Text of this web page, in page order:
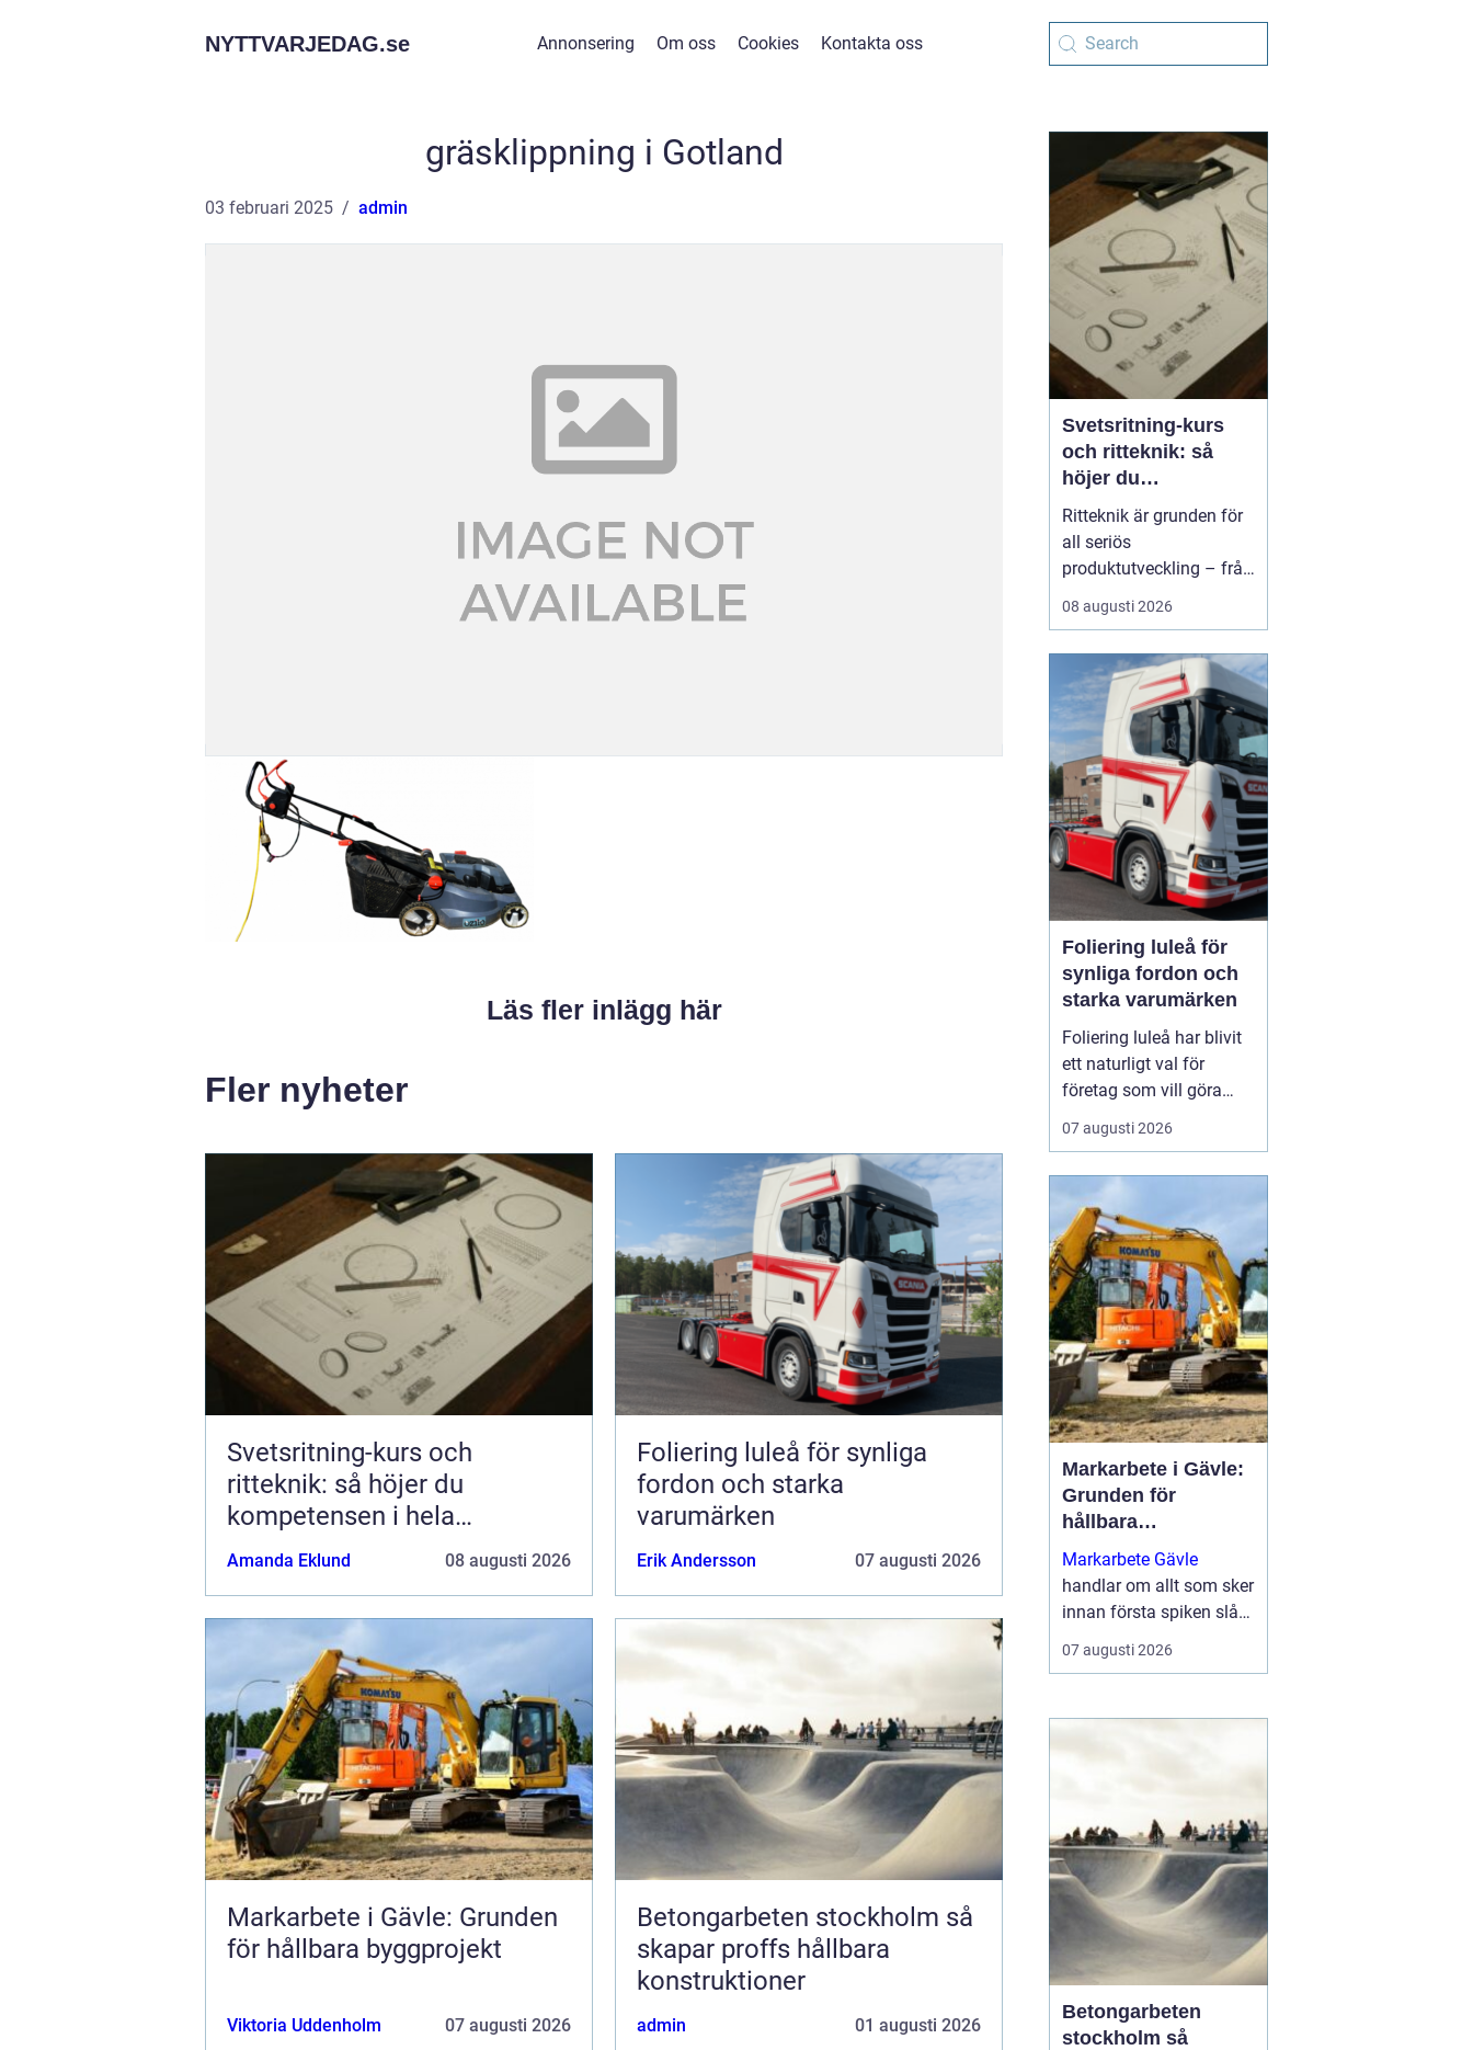
NYTTVARJEDAG.se Annonsering Om oss Cookies Kontakta oss
gräsklippning i Gotland
03 februari 2025 admin
Läs fler inlägg här
Fler nyheter
Svetsritning-kurs och
ritteknik: så höjer du
kompetensen i hela
produktionskedjan
Amanda Eklund 08 augusti 2026
Foliering luleå för synliga
fordon och starka
varumärken
Erik Andersson 07 augusti 2026
Markarbete i Gävle: Grunden
för hållbara byggprojekt
Viktoria Uddenholm 07 augusti 2026
Betongarbeten stockholm så
skapar proffs hållbara
konstruktioner
admin 01 augusti 2026
Svetsritning-kurs
och ritteknik: så
höjer du
kompetensen i hela
produktionskedjan
Ritteknik är grunden för
all seriös
produktutveckling – från
enkla förband till
komplexa
När ritningen är
genomtänkt kan
produkten tillverkas,
kontrolleras och
underhållas ...
08 augusti 2026
Foliering luleå för
synliga fordon och
starka varumärken
Foliering luleå har blivit
ett naturligt val för
företag som vill göra
sina fordon till tydliga
ambassadörer på
in bilar, lastbilar eller
cyklar i snygg folie får
företag ett rörligt
skyltfönster som arbetar
dygnet runt, året o...
07 augusti 2026
Markarbete i Gävle:
Grunden för
hållbara
byggprojekt
Markarbete Gävle
handlar om allt som sker
innan första spiken slås
i eller första
betongplattan gjuts, och
grunden för ett tryggt...
07 augusti 2026
Betongarbeten
stockholm så